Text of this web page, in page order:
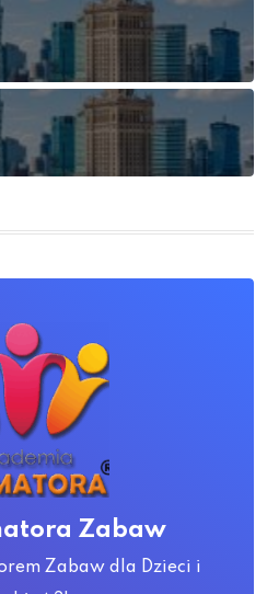
Zabaw
Zabaw dla Dzieci i